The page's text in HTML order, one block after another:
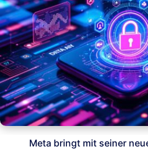
Meta bringt mit seiner